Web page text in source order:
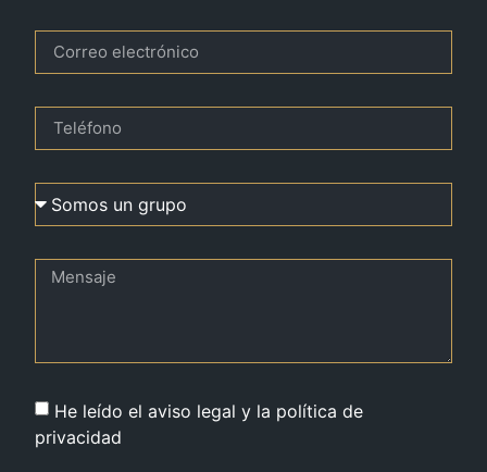
He leído el aviso legal y la política de
privacidad